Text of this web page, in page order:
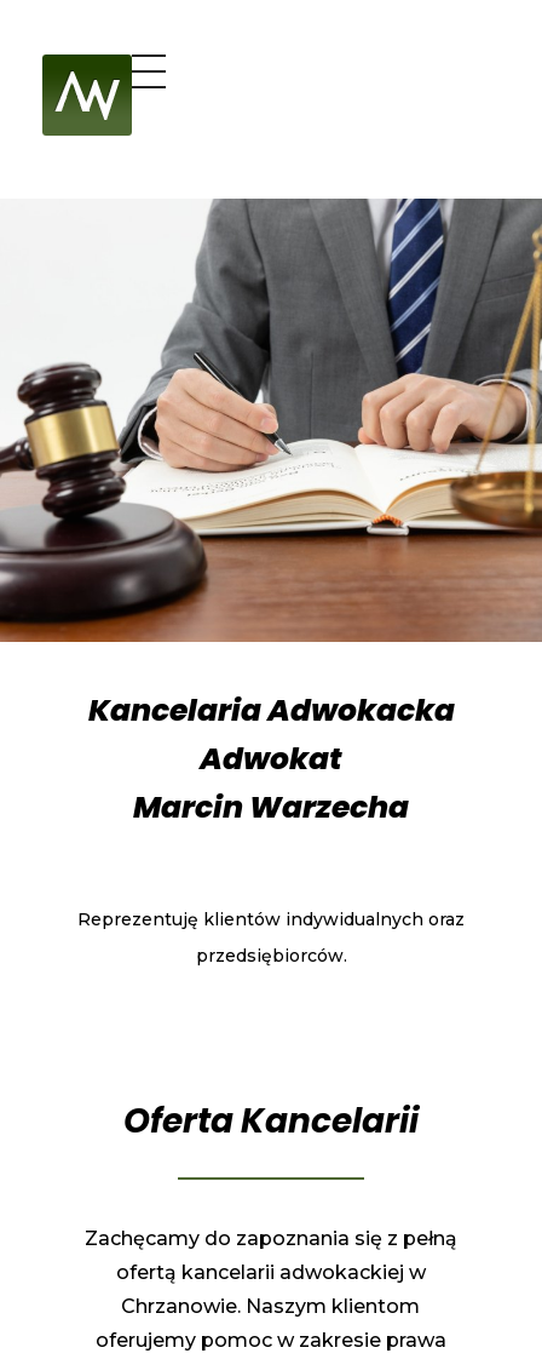
Kancelaria Adwokacka
Adwokat
Marcin Warzecha
Reprezentuję klientów indywidualnych oraz
przedsiębiorców.
Oferta Kancelarii
Zachęcamy do zapoznania się z pełną
ofertą kancelarii adwokackiej w
Chrzanowie. Naszym klientom
oferujemy pomoc w zakresie prawa